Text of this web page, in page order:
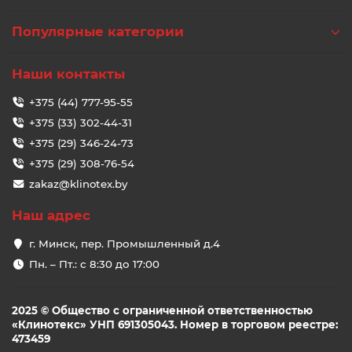
подшипников, они устойчивы к осевому смещению
повышенную жёсткость и точность центровки, что
особенно важно в механизмах с высокими
требованиями к стабильности вращения.
В каких случаях стоит выбирать
именно двухрядный радиально-
упорный подшипник?
одновременное восприятие высоких радиальных и
осевых нагрузок при ограниченном монтажном
компактность и надёжность. Это также хорошее
решение при необходимости исключить применение
двух одиночных подшипников, упрощая конструкцию
Популярные категории
Наши контакты
+375 (44) 777-95-55
+375 (33) 302-44-31
+375 (29) 346-24-73
+375 (29) 308-76-54
zakaz@klinotex.by
Наш адрес
г. Минск, пер. Промышленный д.4
Пн. – Пт.: с 8:30 до 17:00
2025 © Общество с ограниченной ответственностью
«Клинотекс» УНП 691305043. Номер в торговом реестре:
473459